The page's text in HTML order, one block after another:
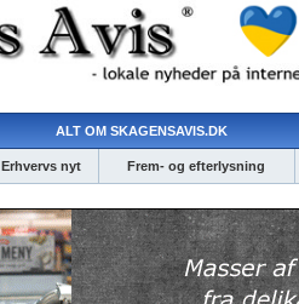
ALT OM SKAGENSAVIS.DK
Erhvervs nyt Frem- og efterlysning